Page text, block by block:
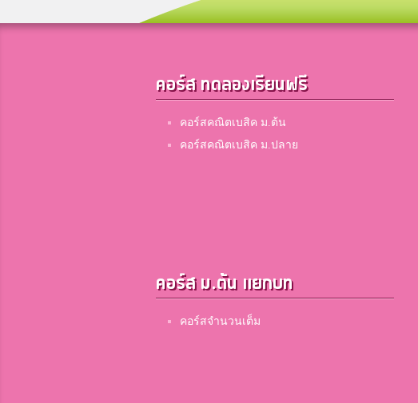
คอร์ส ทดลองเรียนฟรี
คอร์สคณิตเบสิค ม.ต้น
คอร์สคณิตเบสิค ม.ปลาย
คอร์ส ม.ต้น แยกบท
คอร์สจำนวนเต็ม